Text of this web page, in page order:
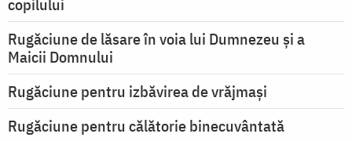
copilului
Rugăciune de lăsare în voia lui Dumnezeu şi a
Maicii Domnului
Rugăciune pentru izbăvirea de vrăjmași
Rugăciune pentru călătorie binecuvântată